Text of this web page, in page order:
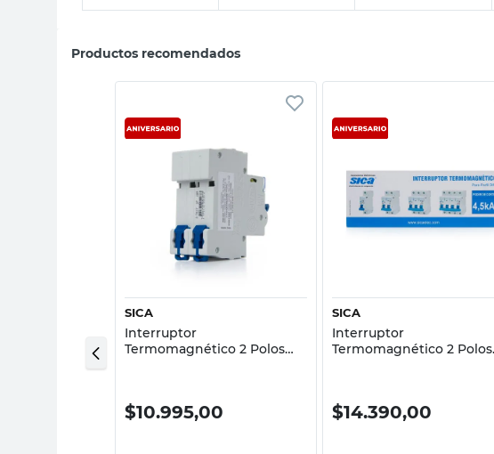
Productos recomendados
Vista rápida
SICA
Interruptor
Termomagnético 2 Polos
$10.995,00
SICA
Interruptor
Termomagnético 2 Polos
$14.390,00